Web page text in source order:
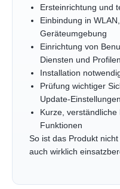
Ersteinrichtung und
Einbindung in
Geräteumgebung
Einrichtung von
Diensten und Profilen
Installation
Prüfung wichtiger
Update-Einstellungen
Kurze,
Funktionen
So ist das Produkt
auch wirklich